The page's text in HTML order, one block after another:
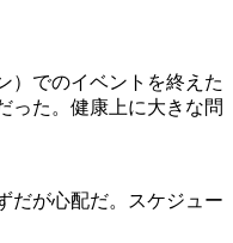
）でのイベントを終えた
った。健康上に大きな問
だが心配だ。スケジュー